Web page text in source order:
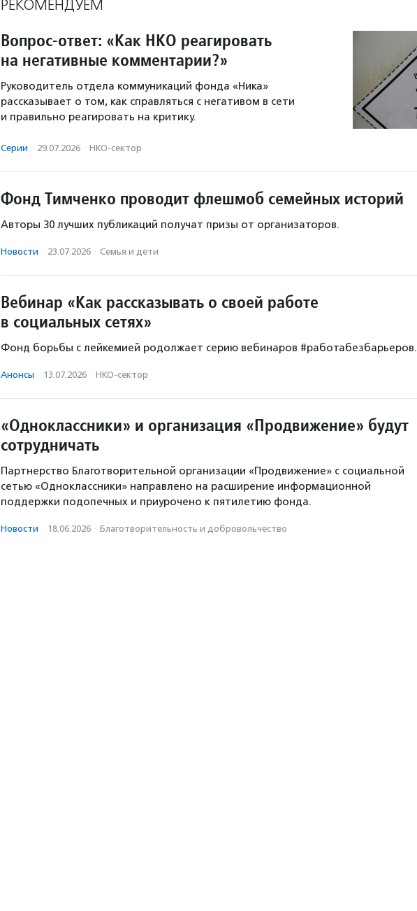
РЕКОМЕНДУЕМ
Вопрос-ответ: «Как НКО реагировать
на негативные комментарии?»
Руководитель отдела коммуникаций фонда «Ника»
рассказывает о том, как справляться с негативом в сети
и правильно реагировать на критику.
Серии · 29.07.2026 · НКО-сектор
Фонд Тимченко проводит флешмоб семейных историй
Авторы 30 лучших публикаций получат призы от организаторов.
Новости · 23.07.2026 · Семья и дети
Вебинар «Как рассказывать о своей работе
в социальных сетях»
Фонд борьбы с лейкемией родолжает серию вебинаров #работабезбарьеров.
Анонсы · 13.07.2026 · НКО-сектор
«Одноклассники» и организация «Продвижение» будут
сотрудничать
Партнерство Благотворительной организации «Продвижение» с социальной
сетью «Одноклассники» направлено на расширение информационной
поддержки подопечных и приурочено к пятилетию фонда.
Новости · 18.06.2026 · Благотвори­тель­ность и доброволь­чест­во